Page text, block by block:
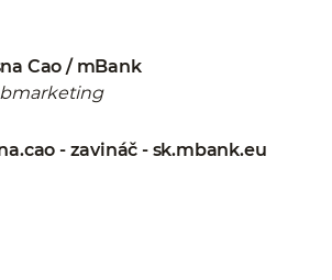
Cao / mBank
- zavináč - sk.mbank.eu